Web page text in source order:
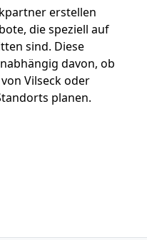
erstellen
die speziell auf
sind. Diese
davon, ob
Vilseck oder
planen.